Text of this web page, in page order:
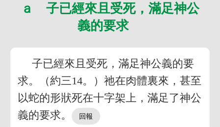
ａ 子已經來且受死，滿足神公
義的要求
子已經來且受死，滿足神公義的要
求。（約三14。）祂在肉體裏來，甚至
以蛇的形狀死在十字架上，滿足了神公
義的要求。